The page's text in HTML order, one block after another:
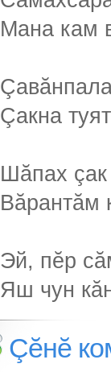
Мана кам
Çакна
Шăпах çак
Вăрантăм
Эй, пĕр
Яш чун
Çĕнĕ